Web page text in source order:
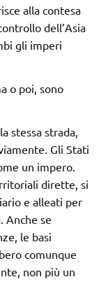
alla contesa
dell’Asia
gli imperi
o poi, sono
stessa strada,
Gli Stati
un impero.
dirette, si
e alleati per
Anche se
le basi
comunque
non più un